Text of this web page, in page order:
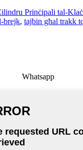
Prinċipali tal-
brejk, tajbin għal trakk
Whatsapp